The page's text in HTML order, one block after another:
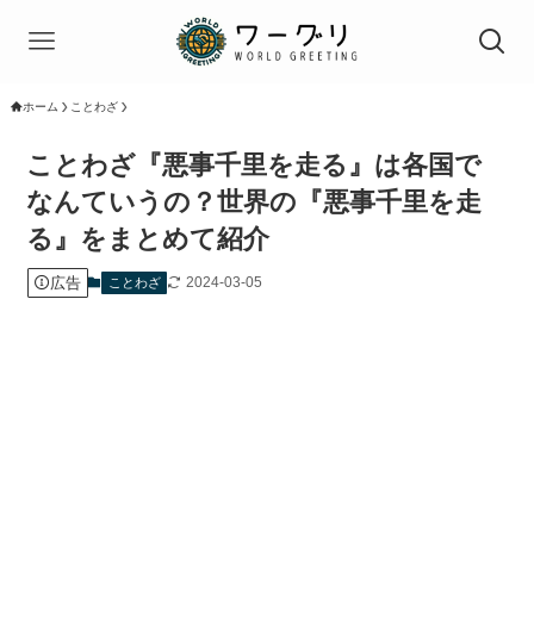
ホーム ことわざ
ことわざ『悪事千里を走る』は各国で
なんていうの？世界の『悪事千里を走
る』をまとめて紹介
広告 ことわざ 2024-03-05